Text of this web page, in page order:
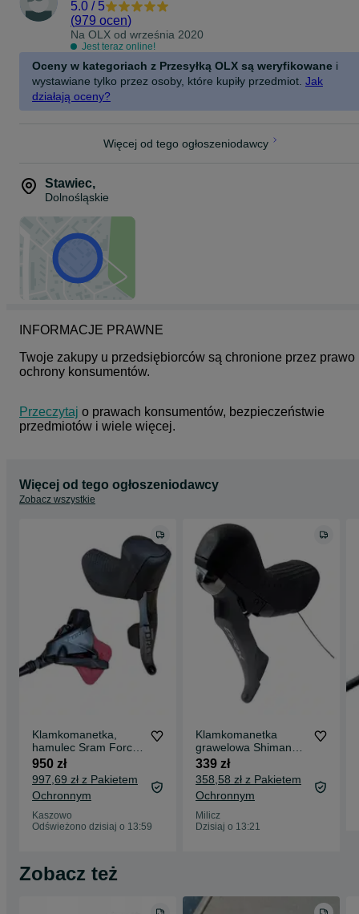
5.0 / 5
(979 ocen)
Na OLX od września 2020
Jest teraz online!
Oceny w kategoriach z Przesyłką OLX są weryfikowane i
wystawiane tylko przez osoby, które kupiły przedmiot. Jak
działają oceny?
Więcej od tego ogłoszeniodawcy
Stawiec,
Dolnośląskie
INFORMACJE PRAWNE
Twoje zakupy u przedsiębiorców są chronione przez prawo
ochrony konsumentów.
Przeczytaj o prawach konsumentów, bezpieczeństwie
przedmiotów i wiele więcej.
Więcej od tego ogłoszeniodawcy
Zobacz wszystkie
Klamkomanetka,
hamulec Sram Force
eTap AXS D1, nowy
(677)
950 zł
997,69 zł z Pakietem
Ochronnym
Kaszowo
Odświeżono dzisiaj o 13:59
Klamkomanetka
grawelowa Shimano
GRX ST-RX810, lewa,
2s, nowa (2145) (a3)
339 zł
358,58 zł z Pakietem
Ochronnym
Milicz
Dzisiaj o 13:21
Zobacz też